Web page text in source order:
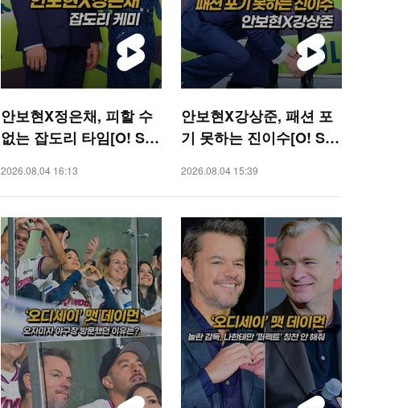
안보현X정은채, 피할 수
없는 잡도리 타임[O! ST
2026.08.04 16:13
안보현X강상준, 패션 포
기 못하는 진이수[O! ST
2026.08.04 15:39